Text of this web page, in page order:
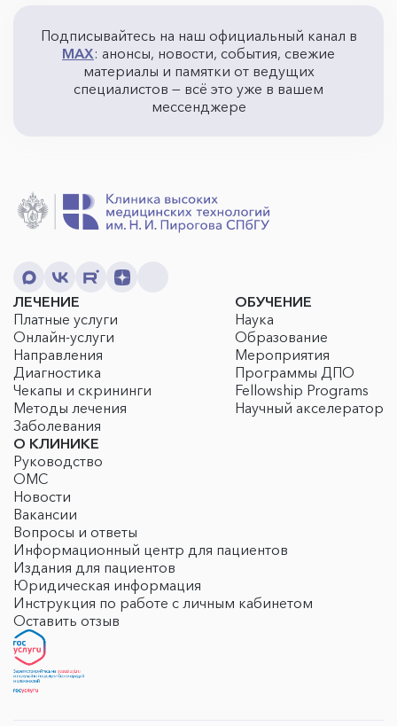
Подписывайтесь на наш официальный канал в
MAX: анонсы, новости, события, свежие
материалы и памятки от ведущих
специалистов — всё это уже в вашем
мессенджере
ЛЕЧЕНИЕ
Платные услуги
Онлайн-услуги
Направления
Диагностика
Чекапы и скрининги
Методы лечения
Заболевания
ОБУЧЕНИЕ
Наука
Образование
Мероприятия
Программы ДПО
Fellowship Programs
Научный акселератор
О КЛИНИКЕ
Руководство
ОМС
Новости
Вакансии
Вопросы и ответы
Информационный центр для пациентов
Издания для пациентов
Юридическая информация
Инструкция по работе с личным кабинетом
Оставить отзыв